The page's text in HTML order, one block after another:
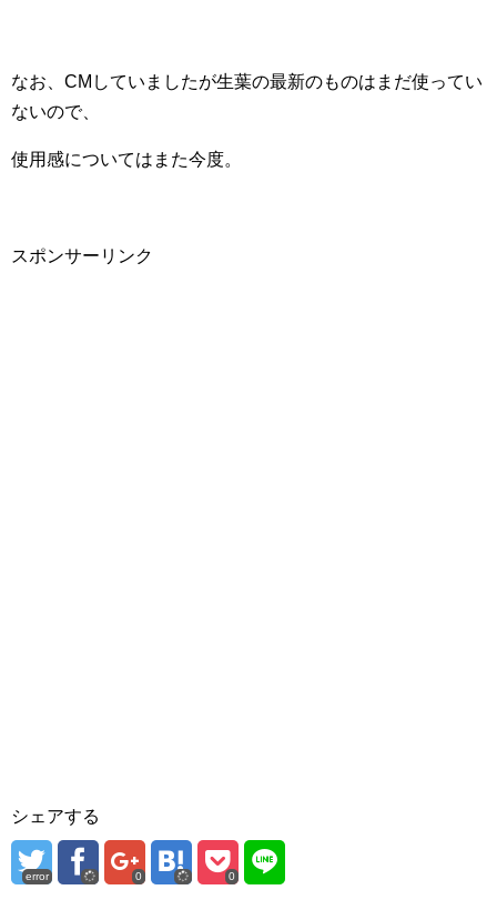
なお、CMしていましたが生葉の最新のものはまだ使ってい
ないので、
使用感についてはまた今度。
スポンサーリンク
シェアする
error 0 0